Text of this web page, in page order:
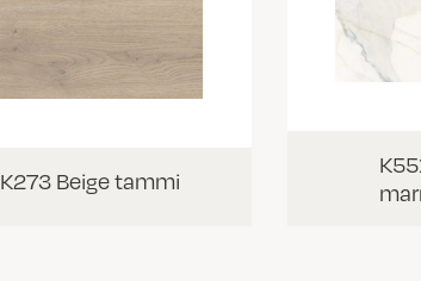
K273 Beige tammi